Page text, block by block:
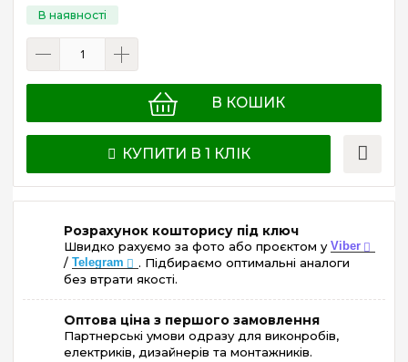
В КОШИК
КУПИТИ В 1 КЛІК
Розрахунок кошторису під ключ
Швидко рахуємо за фото або проєктом у Viber
/ Telegram
. Підбираємо оптимальні аналоги
без втрати якості.
Оптова ціна з першого замовлення
Партнерські умови одразу для виконробів,
електриків, дизайнерів та монтажників.